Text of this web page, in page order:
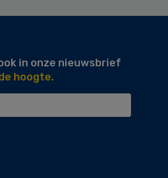
in onze nieuwsbrief
hoogte.